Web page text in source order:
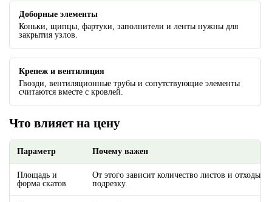
Доборные элементы
Коньки, щипцы, фартуки, заполнители и ленты нужны для
закрытия узлов.
Крепеж и вентиляция
Гвозди, вентиляционные трубы и сопутствующие элементы
считаются вместе с кровлей.
Что влияет на цену
Параметр Почему важен
Площадь и
форма скатов
От этого зависит количество листов и отходы на
подрезку.